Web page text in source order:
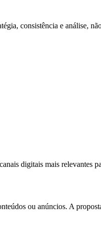
consistência e análise,
digitais mais relevantes
ou anúncios. A